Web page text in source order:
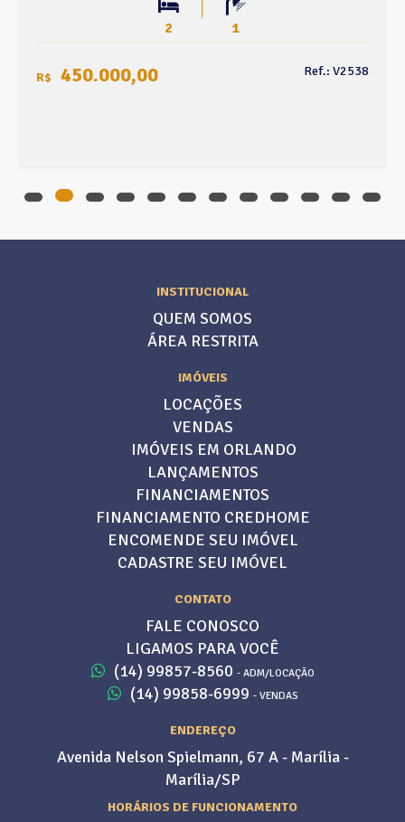
2 1
R$ 450.000,00 Ref.: V2538
INSTITUCIONAL
QUEM SOMOS
ÁREA RESTRITA
IMÓVEIS
LOCAÇÕES
VENDAS
IMÓVEIS EM ORLANDO
LANÇAMENTOS
FINANCIAMENTOS
FINANCIAMENTO CREDHOME
ENCOMENDE SEU IMÓVEL
CADASTRE SEU IMÓVEL
CONTATO
FALE CONOSCO
LIGAMOS PARA VOCÊ
(14) 99857-8560 - ADM/LOCAÇÃO
(14) 99858-6999 - VENDAS
ENDEREÇO
Avenida Nelson Spielmann, 67 A - Marília -
Marília/SP
HORÁRIOS DE FUNCIONAMENTO